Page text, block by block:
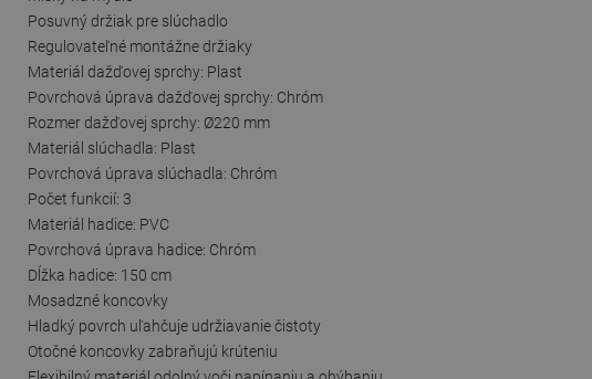
Posuvný držiak pre slúchadlo
Regulovateľné montážne držiaky
Materiál dažďovej sprchy: Plast
Povrchová úprava dažďovej sprchy: Chróm
Rozmer dažďovej sprchy: Ø220 mm
Materiál slúchadla: Plast
Povrchová úprava slúchadla: Chróm
Počet funkcií: 3
Materiál hadice: PVC
Povrchová úprava hadice: Chróm
Dĺžka hadice: 150 cm
Mosadzné koncovky
Hladký povrch uľahčuje udržiavanie čistoty
Otočné koncovky zabraňujú krúteniu